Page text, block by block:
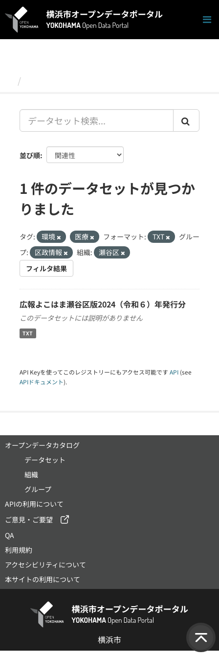
キ
並び順
1 件のデータセットが見つか
りました
タグ: 環境 医療 フォーマット: TXT
グルー
プ:
区政情報 組織:
瀬谷区
フィルタ結果
広報よこはま瀬谷区版2024（令和６）年発行分
このデータセットには説明がありません
TXT
API Keyを使ってこのレジストリーにもアクセス可能です API (see
APIドキュメント).
オープンデータカタログ
データセット
組織
グループ
APIの利用について
ご意見・ご要望
QA
利用規約
アクセシビリティについて
本サイトの利用について
横浜市